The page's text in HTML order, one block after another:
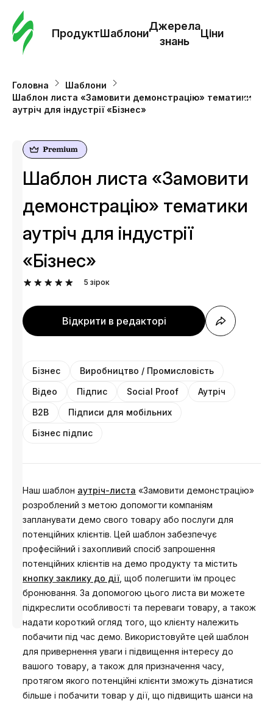
ПродуктШаблони
Джерела
знань
Ціни
Головна
Шаблони
Шаблон листа «Замовити демонстрацію» тематики
аутріч для індустрії «Бізнес»
Розроблено
Анастасія
Шаблон листа «Замовити
демонстрацію» тематики
аутріч для індустрії
«Бізнес»
5 зірок
Відкрити в редакторі
Бізнес
Виробництво / Промисловість
Відео
Підпис Social Proof
Аутріч
B2B
Підписи для мобільних
Бізнес підпис
Наш шаблон аутріч-листа «Замовити демонстрацію»
розроблений з метою допомогти компаніям
запланувати демо свого товару або послуги для
потенційних клієнтів. Цей шаблон забезпечує
професійний і захопливий спосіб запрошення
потенційних клієнтів на демо продукту та містить
кнопку заклику до дії, щоб полегшити їм процес
бронювання. За допомогою цього листа ви можете
підкреслити особливості та переваги товару, а також
надати короткий огляд того, що клієнту належить
побачити під час демо. Використовуйте цей шаблон
для привернення уваги і підвищення інтересу до
вашого товару, а також для призначення часу,
протягом якого потенційні клієнти зможуть дізнатися
більше і побачити товар у дії, що підвищить шанси на